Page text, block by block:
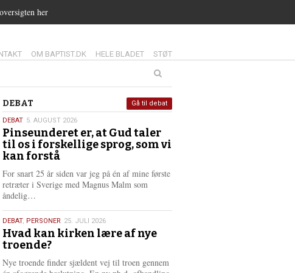
her
14.0:
OM BAPTIST.DK 15.0:
HELE BLADET 16.0:
STØT
Debat
DEBAT
5.
august
2026
DEBAT 5. AUGUST 2026
Pinseunderet er, at Gud taler
til os i forskellige sprog, som vi
kan forstå
For snart 25 år siden var jeg på én af mine første
retræter i Sverige med Magnus Malm som
åndelig…
s
m
e
r
e
25.
juli
2026
DEBAT, PERSONER 25. JULI 2026
Hvad kan kirken lære af nye
troende?
Nye troende finder sjældent vej til troen gennem
Gå til debat